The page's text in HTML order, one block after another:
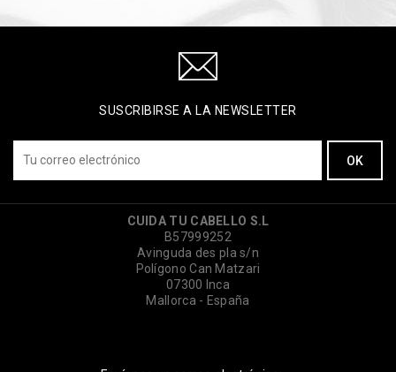
SUSCRIBIRSE A LA NEWSLETTER
CUIDA TU CABELLO S.L
B57999252
Avinguda des pla s/n
Polígono Can Matzari
07300 Inca
Mallorca - España